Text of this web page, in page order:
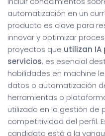
automatización en un
producto es clave para
innovar y optimizar
proyectos que utilizan
servicios, es esencial
habilidades en machine
datos o automatización
herramientas o
utilizado en la gestión de
competitividad del perfil.
candidato está a la